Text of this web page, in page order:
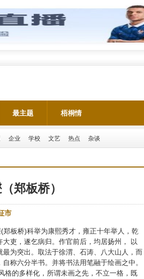
最主题 梧桐情
企业 学校 文艺 热点 杂谈
郑板桥）
市
板桥)科举为康熙秀才，雍正十年举人，乾
吏，遂乞病归。作官前后，均居扬州， 以
为突出。取法于徐渭、石涛、八大山人，而
称六分半书。并将书法用笔融于绘画之中。
格的多样化，所谓未画之先，不立一格，既